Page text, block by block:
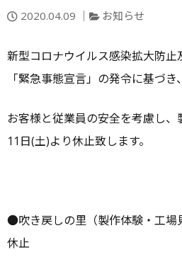
投 2020.04.09
カ
リ
ー
お知らせ
新型コロナウイルス感染拡大防
「緊急事態宣言」の発令に基づき、
お客様と従業員の安全を考慮し
11日(土)より休止致します。
●吹き戻しの里（製作体験・工場
休止